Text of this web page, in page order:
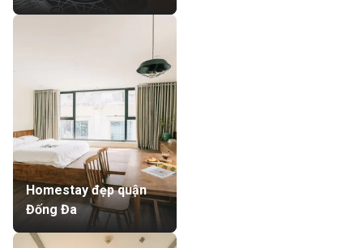
Homestay đẹp quận
Đống Đa